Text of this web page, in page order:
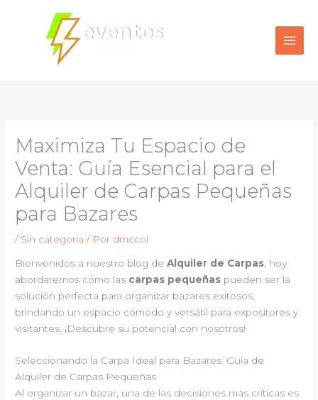
contenido
Maximiza Tu Espacio de
Venta: Guía Esencial para el
Alquiler de Carpas Pequeñas
para Bazares
/ Sin categoría / Por dmccol
Bienvenidos a nuestro blog deAlquiler de Carpas, hoy
abordaremos cómo las carpas pequeñas pueden ser la
solución perfecta para organizar bazares exitosos,
brindando un espacio cómodo y versátil para expositores y
visitantes. ¡Descubre su potencial con nosotros!
Seleccionando la Carpa Ideal para Bazares: Guía de
Alquiler de Carpas Pequeñas
Al organizar un bazar, una de las decisiones más críticas es